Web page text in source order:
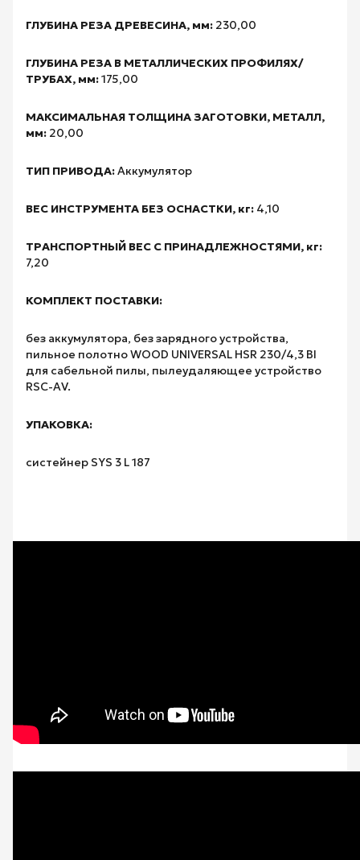
ГЛУБИНА РЕЗА ДРЕВЕСИНА, мм: 230,00
ГЛУБИНА РЕЗА В МЕТАЛЛИЧЕСКИХ ПРОФИЛЯХ/
ТРУБАХ, мм:175,00
МАКСИМАЛЬНАЯ ТОЛЩИНА ЗАГОТОВКИ, МЕТАЛЛ,
мм: 20,00
ТИП ПРИВОДА:Аккумулятор
ВЕС ИНСТРУМЕНТА БЕЗ ОСНАСТКИ, кг: 4,10
ТРАНСПОРТНЫЙ ВЕС С ПРИНАДЛЕЖНОСТЯМИ, кг:
7,20
КОМПЛЕКТ ПОСТАВКИ:
без аккумулятора, без зарядного устройства,
пильное полотно WOOD UNIVERSAL HSR 230/4,3 BI
для сабельной пилы, пылеудаляющее устройство
RSC-AV.
УПАКОВКА:
систейнер SYS 3 L 187